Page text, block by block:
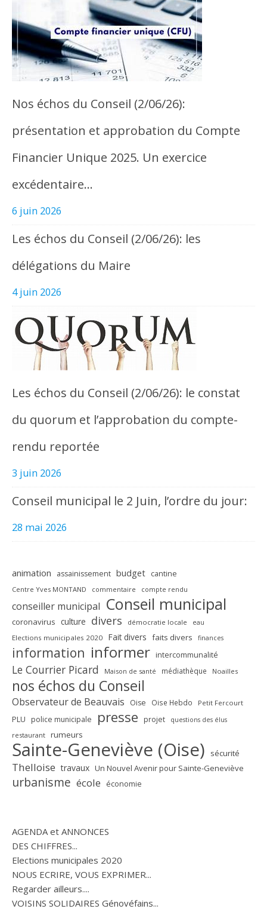
Nos échos du Conseil (2/06/26):
présentation et approbation du Compte
Financier Unique 2025. Un exercice
excédentaire…
6 juin 2026
Les échos du Conseil (2/06/26): les
délégations du Maire
4 juin 2026
Les échos du Conseil (2/06/26): le constat
du quorum et l’approbation du compte-
rendu reportée
3 juin 2026
Conseil municipal le 2 Juin, l’ordre du jour:
28 mai 2026
animation assainissement budget cantine
Centre Yves MONTAND commentaire compte rendu
conseiller municipal Conseil municipal
coronavirus culture divers démocratie locale eau
Elections municipales 2020 Fait divers faits divers finances
information informer intercommunalité
Le Courrier Picard Maison de santé médiathèque Noailles
nos échos du Conseil
Observateur de Beauvais Oise Oise Hebdo Petit Fercourt
PLU police municipale presse projet questions des élus
restaurant rumeurs
Sainte-Geneviève (Oise) sécurité
Thelloise travaux Un Nouvel Avenir pour Sainte-Geneviève
urbanisme école économie
AGENDA et ANNONCES
DES CHIFFRES...
Elections municipales 2020
NOUS ECRIRE, VOUS EXPRIMER...
Regarder ailleurs....
VOISINS SOLIDAIRES Génovéfains...